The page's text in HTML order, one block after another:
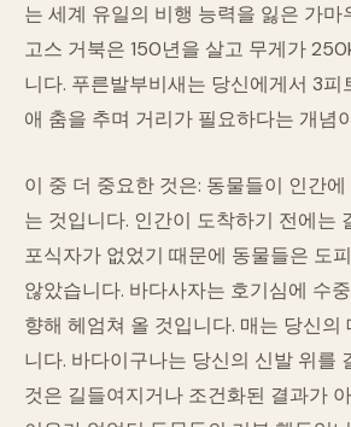
는 세계 유일의 비행 능력을 잃은 가마
고스 거북은 150년을 살고 무게가
니다. 푸른발부비새는 당신에게서 3피
애 춤을 추며 거리가 필요하다는 개념
이 중 더 중요한 것은: 동물들이 인간에
는 것입니다. 인간이 도착하기 전에는
포식자가 없었기 때문에 동물들은 도
않았습니다. 바다사자는 호기심에 수중
향해 헤엄쳐 올 것입니다. 매는 당신의
니다. 바다이구나는 당신의 신발 위를
것은 길들여지거나 조건화된 결과가 아